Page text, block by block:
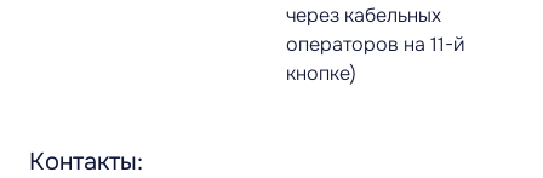
через кабельных
операторов на 11-й
кнопке)
Контакты: